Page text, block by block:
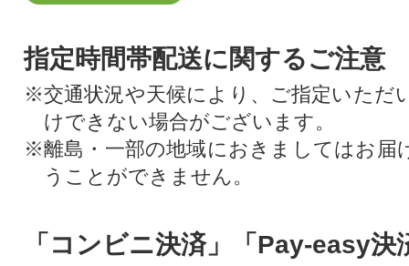
指定時間帯配送に関するご注意
※交通状況や天候により、ご指定いただ
けできない場合がございます。
※離島・一部の地域におきましてはお届
うことができません。
「コンビニ決済」「Pay-easy決